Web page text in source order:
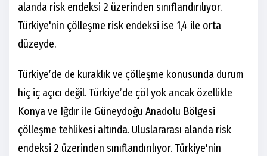
alanda risk endeksi 2 üzerinden sınıflandırılıyor.
Türkiye'nin çölleşme risk endeksi ise 1,4 ile orta
düzeyde.
Türkiye’de de kuraklık ve çölleşme konusunda durum
hiç iç açıcı değil. Türkiye’de çöl yok ancak özellikle
Konya ve Iğdır ile Güneydoğu Anadolu Bölgesi
çölleşme tehlikesi altında. Uluslararası alanda risk
endeksi 2 üzerinden sınıflandırılıyor. Türkiye'nin